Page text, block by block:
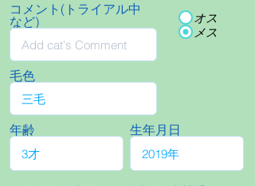
コメント(トライアル中
など)
オス
メス
毛色
年齢 生年月日